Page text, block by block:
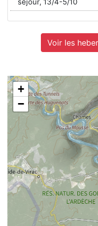
Voir les
+
−